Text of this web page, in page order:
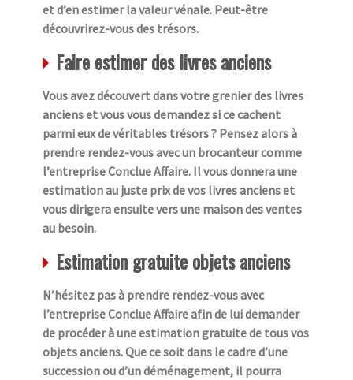
et d’en estimer la valeur vénale. Peut-être
découvrirez-vous des trésors.
Faire estimer des livres anciens
Vous avez découvert dans votre grenier des livres
anciens et vous vous demandez si ce cachent
parmi eux de véritables trésors ? Pensez alors à
prendre rendez-vous avec un brocanteur comme
l’entreprise Conclue Affaire. Il vous donnera une
estimation au juste prix de vos livres anciens et
vous dirigera ensuite vers une maison des ventes
au besoin.
Estimation gratuite objets anciens
N’hésitez pas à prendre rendez-vous avec
l’entreprise Conclue Affaire afin de lui demander
de procéder à une estimation gratuite de tous vos
objets anciens. Que ce soit dans le cadre d’une
succession ou d’un déménagement, il pourra